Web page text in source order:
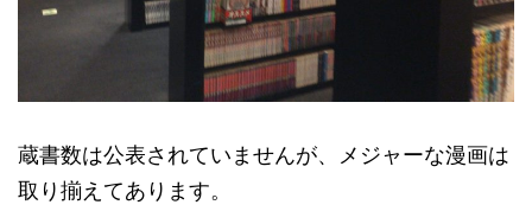
蔵書数は公表されていませんが、メジャーな漫画は
取り揃えてあります。